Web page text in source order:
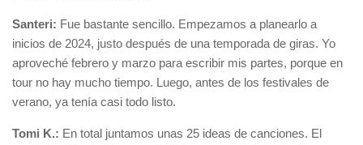
Santeri: Fue bastante sencillo. Empezamos a planearlo a
inicios de 2024, justo después de una temporada de giras. Yo
aproveché febrero y marzo para escribir mis partes, porque en
tour no hay mucho tiempo. Luego, antes de los festivales de
verano, ya tenía casi todo listo.
Tomi K.: En total juntamos unas 25 ideas de canciones. El